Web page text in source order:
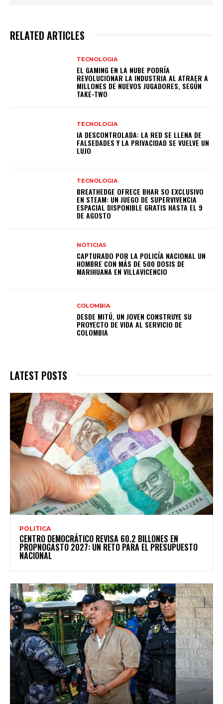
RELATED ARTICLES
TECNOLOGIA
EL GAMING EN LA NUBE PODRÍA
REVOLUCIONAR LA INDUSTRIA AL ATRAER A
MILLONES DE NUEVOS JUGADORES, SEGÚN
TAKE-TWO
TECNOLOGIA
IA DESCONTROLADA: LA RED SE LLENA DE
FALSEDADES Y LA PRIVACIDAD SE VUELVE UN
LUJO
TECNOLOGIA
BREATHEDGE OFRECE BHAR SO EXCLUSIVO
EN STEAM: UN JUEGO DE SUPERVIVENCIA
ESPACIAL DISPONIBLE GRATIS HASTA EL 9
DE AGOSTO
NOTICIAS
CAPTURADO POR LA POLICÍA NACIONAL UN
HOMBRE CON MÁS DE 500 DOSIS DE
MARIHUANA EN VILLAVICENCIO
COLOMBIA
DESDE MITÚ, UN JOVEN CONSTRUYE SU
PROYECTO DE VIDA AL SERVICIO DE
COLOMBIA
LATEST POSTS
POLITICA
CENTRO DEMOCRÁTICO REVISA 60.2 BILLONES EN
PROPNOGASTO 2027: UN RETO PARA EL PRESUPUESTO
NACIONAL